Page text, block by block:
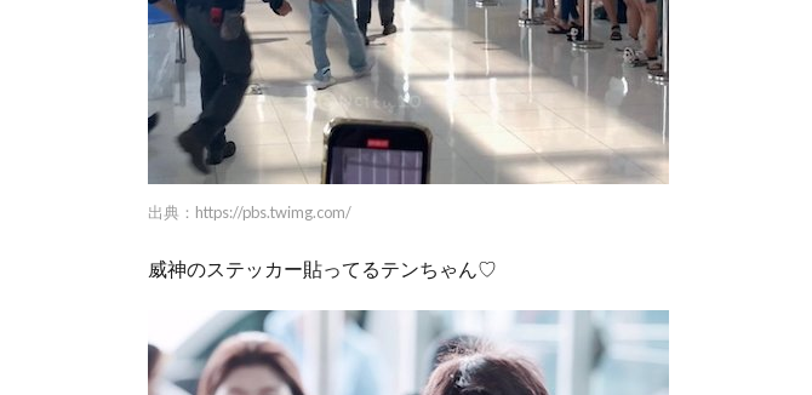
出典： https://pbs.twimg.com/
威神のステッカー貼ってるテンちゃん♡